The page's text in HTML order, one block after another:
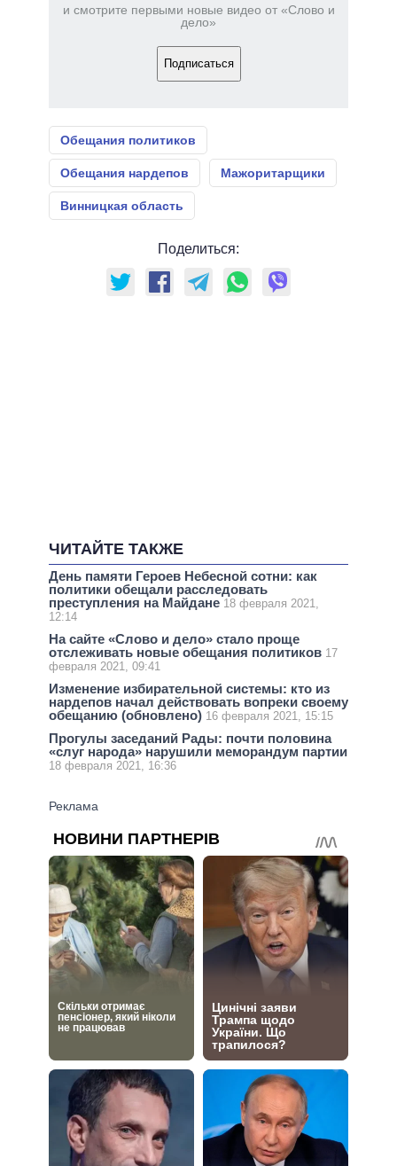
и смотрите первыми новые видео от «Слово и
дело»
Подписаться
Обещания политиков
Обещания нардепов Мажоритарщики
Винницкая область
Поделиться:
ЧИТАЙТЕ ТАКЖЕ
День памяти Героев Небесной сотни: как
политики обещали расследовать
преступления на Майдане 18 февраля 2021,
12:14
На сайте «Слово и дело» стало проще
отслеживать новые обещания политиков 17
февраля 2021, 09:41
Изменение избирательной системы: кто из
нардепов начал действовать вопреки своему
обещанию (обновлено) 16 февраля 2021, 15:15
Прогулы заседаний Рады: почти половина
«слуг народа» нарушили меморандум партии
18 февраля 2021, 16:36